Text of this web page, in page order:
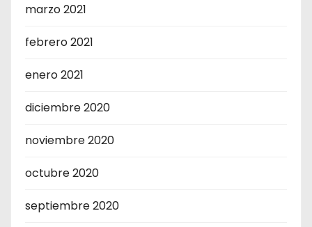
marzo 2021
febrero 2021
enero 2021
diciembre 2020
noviembre 2020
octubre 2020
septiembre 2020